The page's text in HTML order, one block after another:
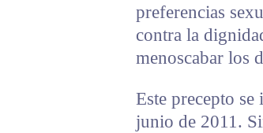
preferencias
contra la
menoscabar los
Este precepto
junio de 2011.